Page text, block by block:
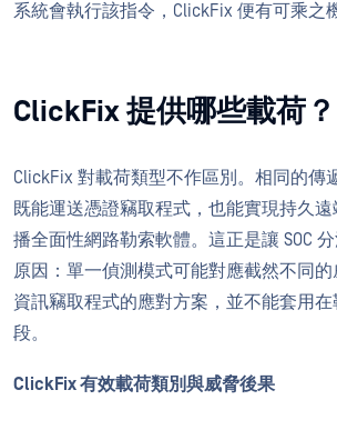
系統會執行該指令，ClickFix 便有可乘之
ClickFix 提供哪些載荷？
ClickFix 對載荷類型不作區別。相同的傳
既能運送憑證竊取程式，也能實現持久
播全面性網路勒索軟體。這正是讓 SOC
原因：單一偵測模式可能對應截然不同
資訊竊取程式的應對方案，並不能套用
段。
ClickFix 有效載荷類別與威脅後果